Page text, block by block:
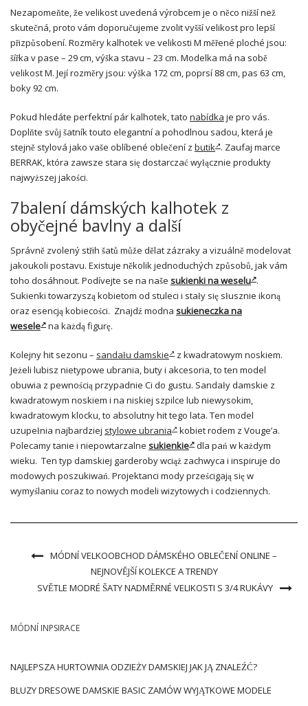
Nezapomeňte, že velikost uvedená výrobcem je o něco nižší než
skutečná, proto vám doporučujeme zvolit vyšší velikost pro lepší
přizpůsobení. Rozměry kalhotek ve velikosti M měřené ploché jsou:
šířka v pase – 29 cm, výška stavu – 23 cm. Modelka má na sobě
velikost M. Její rozměry jsou: výška 172 cm, poprsí 88 cm, pas 63 cm,
boky 92 cm.
Pokud hledáte perfektní pár kalhotek, tato nabídka je pro vás.
Doplňte svůj šatník touto elegantní a pohodlnou sadou, která je
stejně stylová jako vaše oblíbené oblečení z butik . Zaufaj marce
BERRAK, która zawsze stara się dostarczać wyłącznie produkty
najwyższej jakości.
7balení dámských kalhotek z
obyčejné bavlny a další
Správně zvolený střih šatů může dělat zázraky a vizuálně modelovat
jakoukoli postavu. Existuje několik jednoduchých způsobů, jak vám
toho dosáhnout. Podívejte se na naše sukienki na weselu .
Sukienki towarzyszą kobietom od stuleci i stały się słusznie ikoną
oraz esencją kobiecości. Znajdź modna sukieneczka na
wesele
na każdą figurę.
Kolejny hit sezonu – sandału damskie
z kwadratowym noskiem.
Jeżeli lubisz nietypowe ubrania, buty i akcesoria, to ten model
obuwia z pewnością przypadnie Ci do gustu. Sandały damskie z
kwadratowym noskiem i na niskiej szpilce lub niewysokim,
kwadratowym klocku, to absolutny hit tego lata. Ten model
uzupełnia najbardziej stylowe ubrania
kobiet rodem z Vouge’a.
Polecamy tanie i niepowtarzalne sukienkie
dla pań w każdym
wieku. Ten typ damskiej garderoby wciąż zachwyca i inspiruje do
modowych poszukiwań. Projektanci mody prześcigają się w
wymyślaniu coraz to nowych modeli wizytowych i codziennych.
MÓDNÍ VELKOOBCHOD DÁMSKÉHO OBLEČENÍ ONLINE –
NEJNOVĚJŠÍ KOLEKCE A TRENDY
SVĚTLE MODRÉ ŠATY NADMĚRNÉ VELIKOSTI S 3/4 RUKÁVY
MÓDNÍ INPSIRACE
NAJLEPSZA HURTOWNIA ODZIEŻY DAMSKIEJ JAK JĄ ZNALEŹĆ?
BLUZY DRESOWE DAMSKIE BASIC ZAMÓW WYJĄTKOWE MODELE